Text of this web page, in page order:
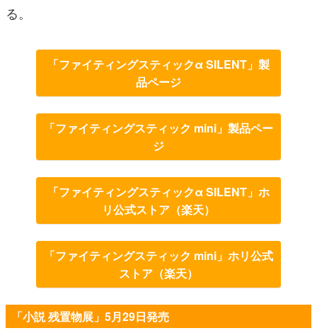
る。
「ファイティングスティックα SILENT」製
品ページ
「ファイティングスティック mini」製品ペー
ジ
「ファイティングスティックα SILENT」ホ
リ公式ストア（楽天）
「ファイティングスティック mini」ホリ公式
ストア（楽天）
「小説 残置物展」5月29日発売